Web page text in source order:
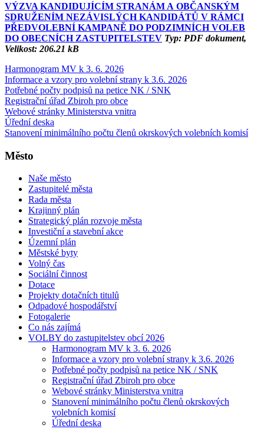
VÝZVA KANDIDUJÍCÍM STRANÁM A OBČANSKÝM
SDRUŽENÍM NEZÁVISLÝCH KANDIDÁTŮ V RÁMCI
PŘEDVOLEBNÍ KAMPANĚ DO PODZIMNÍCH VOLEB
DO OBECNÍCH ZASTUPITELSTEV Typ: PDF dokument,
Velikost: 206.21 kB
Harmonogram MV k 3. 6. 2026
Informace a vzory pro volební strany k 3.6. 2026
Potřebné počty podpisů na petice NK / SNK
Registrační úřad Zbiroh pro obce
Webové stránky Ministerstva vnitra
Úřední deska
Stanovení minimálního počtu členů okrskových volebních komisí
Město
Naše město
Zastupitelé města
Rada města
Krajinný plán
Strategický plán rozvoje města
Investiční a stavební akce
Územní plán
Městské byty
Volný čas
Sociální činnost
Dotace
Projekty dotačních titulů
Odpadové hospodářství
Fotogalerie
Co nás zajímá
VOLBY do zastupitelstev obcí 2026
Harmonogram MV k 3. 6. 2026
Informace a vzory pro volební strany k 3.6. 2026
Potřebné počty podpisů na petice NK / SNK
Registrační úřad Zbiroh pro obce
Webové stránky Ministerstva vnitra
Stanovení minimálního počtu členů okrskových
volebních komisí
Úřední deska